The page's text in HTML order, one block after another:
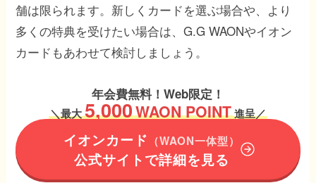
舗は限られます。新しくカードを選ぶ場合や、より
多くの特典を受けたい場合は、G.G WAONやイオン
カードもあわせて検討しましょう。
年会費無料！Web限定！
＼最大5,000WAON POINT進呈／
イオンカード （WAON一体型）
公式サイトで詳細を見る